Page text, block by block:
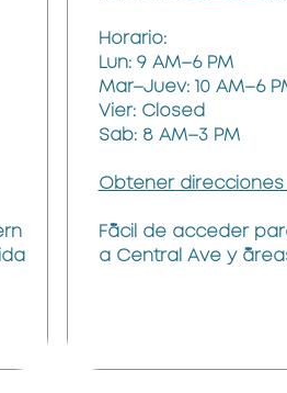
Horario:
Lun: 9 AM–6 PM
Mar–Juev: 10 AM–6
Vier: Closed
Sab: 8 AM–3 PM
Obtener direcciones
Fácil de acceder
a Central Ave y